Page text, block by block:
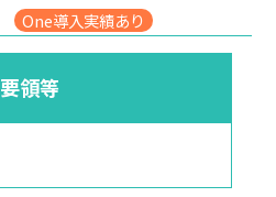
One導入実績あり
要領等